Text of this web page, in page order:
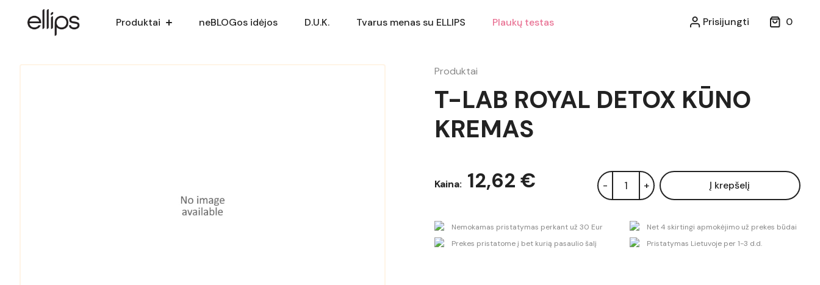
Produktai neBLOGos idėjos D.U.K. Tvarus menas su ELLIPS Plaukų testas Prisijungti 0
Produktai
T-LAB ROYAL DETOX KŪNO
KREMAS
Kaina: 12,62 € - + Į krepšelį
Nemokamas pristatymas perkant už 30 Eur
Net 4 skirtingi apmokėjimo už prekes būdai
Prekes pristatome į bet kurią pasaulio šalį
Pristatymas Lietuvoje per 1-3 d.d.